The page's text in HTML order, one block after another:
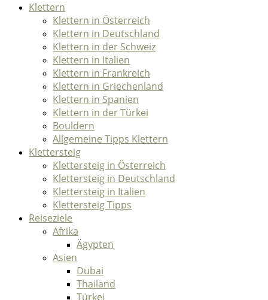
Klettern
Klettern in Österreich
Klettern in Deutschland
Klettern in der Schweiz
Klettern in Italien
Klettern in Frankreich
Klettern in Griechenland
Klettern in Spanien
Klettern in der Türkei
Bouldern
Allgemeine Tipps Klettern
Klettersteig
Klettersteig in Österreich
Klettersteig in Deutschland
Klettersteig in Italien
Klettersteig Tipps
Reiseziele
Afrika
Ägypten
Asien
Dubai
Thailand
Türkei